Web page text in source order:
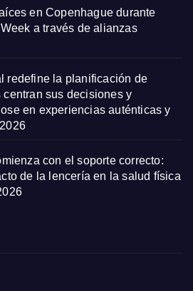
en Copenhague durante
a través de alianzas
redefine la planificación de
sus decisiones y
en experiencias auténticas y
con el soporte correcto:
de la lencería en la salud física